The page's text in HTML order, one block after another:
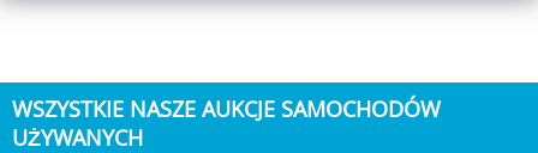
WSZYSTKIE NASZE AUKCJE SAMOCHODÓW
UŻYWANYCH